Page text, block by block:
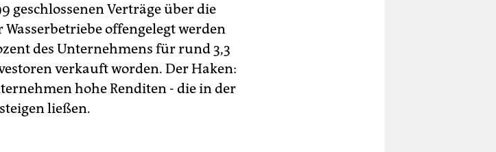
geschlossenen Verträge über die
offengelegt werden
des Unternehmens für rund 3,3
verkauft worden. Der Haken:
hohe Renditen - die in der
ließen.